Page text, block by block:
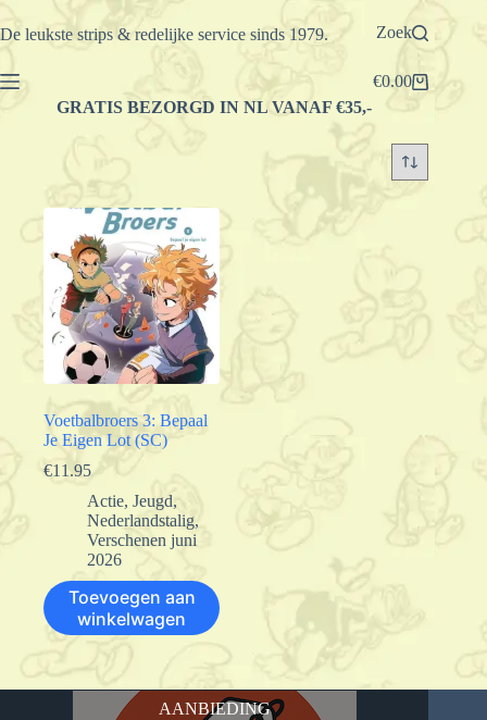
Ga
naar
De leukste strips & redelijke service sinds 1979. Zoek
Winkelwagen
€0.00
GRATIS BEZORGD IN NL VANAF €35,-
Voetbalbroers 3: Bepaal
Je Eigen Lot (SC)
€11.95
Actie, Jeugd,
Nederlandstalig,
Verschenen juni
2026
Toevoegen aan
winkelwagen
AANBIEDING